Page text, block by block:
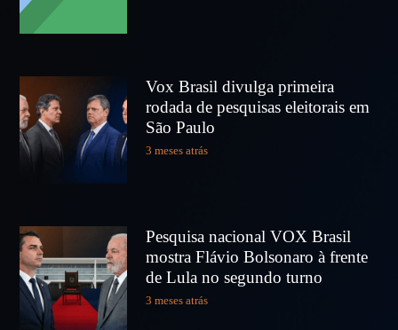
Vox Brasil divulga primeira
rodada de pesquisas eleitorais em
São Paulo
3 meses atrás
Pesquisa nacional VOX Brasil
mostra Flávio Bolsonaro à frente
de Lula no segundo turno
3 meses atrás